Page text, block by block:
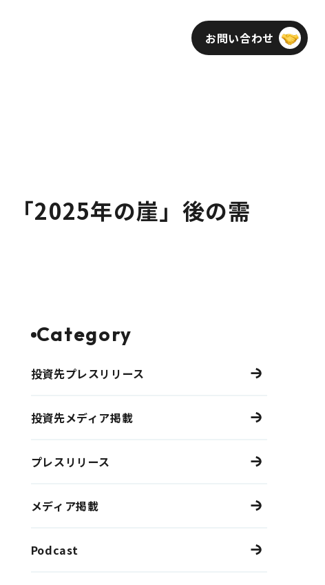
お問い合わせ
「2025年の崖」後の需
Category
投資先プレスリリース
投資先メディア掲載
プレスリリース
メディア掲載
Podcast